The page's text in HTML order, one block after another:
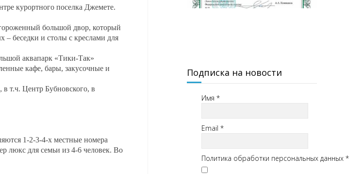
курортного поселка Джемете.
большой двор, который
– беседки и столы с креслами для
аквапарк «Тики-Так»
кафе, бары, закусочные и
т.ч. Центр Бубновского, в
1-2-3-4-х местные номера
люкс для семьи из 4-6 человек. Во
Подписка на новости
Имя *
Email *
Политика обработки персональных данных *